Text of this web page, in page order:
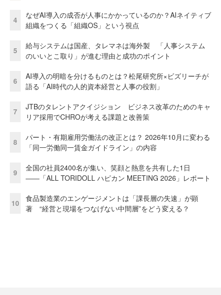
4
なぜAI導入の成否が人事にかかっているのか？AIネイティブ
組織をつくる「組織OS」という視点
5
給与システムは国産、タレマネは海外製 「人事システム
のいいとこ取り」が進む理由と成功のポイント
6
AI導入の明暗を分けるものとは？松尾研究所×ビズリーチが
語る「AI時代の人的資本経営と人事の役割」
7
JTBのタレントアクイジション ビジネス改革のためのキャ
リア採用でCHROが考える課題と改善策
8
パート・有期雇用労働法の改正とは？ 2026年10月に変わる
「同一労働同一賃金ガイドライン」の内容
9
全国の社員2400名が集い、笑顔と熱意を共有した1日
――「ALL TORIDOLL ハピカン MEETING 2026」レポート
10
食品製造業のエンゲージメントは「課長層の失速」が顕
著 “経営と現場をつなげない中間層”をどう変える？